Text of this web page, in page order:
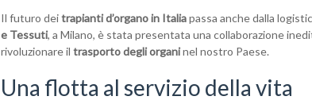
Il futuro deitrapianti d’organo in Italiapassa anche dalla
e Tessuti, a Milano, è stata presentata una collaborazione
rivoluzionare il trasporto degli organinel nostro Paese.
Una flotta al servizio della vita